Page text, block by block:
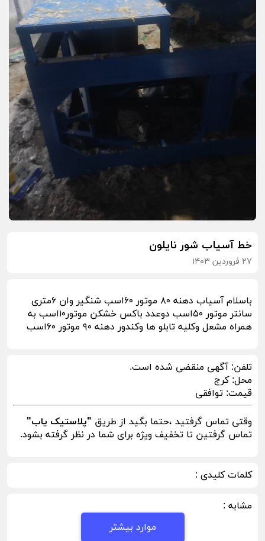
خط آسیاب شور نایلون
۲۷ فروردین ۱۴۰۳
باسلام آسیاب دهنه ۸۰ موتور ۶۰اسب شنگیر وان ۶متری
سانتر موتور ۵۰اسب دوعدد باکس خشکن موتور۱۰اسب به
همراه مشعل وکلیه تابلو ها وکندور دهنه ۹۰ موتور ۶۰اسب
تلفن:آگهی منقضی شده است.
محل:کرج
قیمت: توافقی
وقتی تماس گرفتید ،حتما بگید از طریق "پلاستیک یاب"
تماس گرفتین تا تخفیف ویژه برای شما در نظر گرفته بشود.
کلمات کلیدی :
مشابه :
موارد بیشتر